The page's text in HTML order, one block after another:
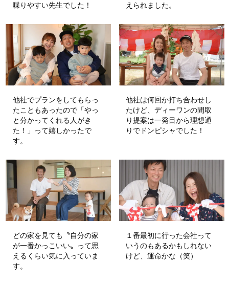
喋りやすい先生でした！
えられました。
他社でプランをしてもらっ
たこともあったので「やっ
と分かってくれる人がき
た！」って嬉しかったで
す。
他社は何回か打ち合わせし
たけど、ディーワンの間取
り提案は一発目から理想通
りでドンピシャでした！
どの家を見ても〝自分の家
が一番かっこいい〟って思
えるくらい気に入っていま
す。
１番最初に行った会社って
いうのもあるかもしれない
けど、運命かな（笑）